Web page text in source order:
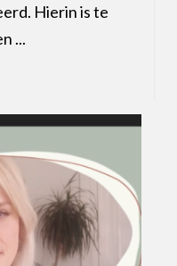
Hierin is te
...